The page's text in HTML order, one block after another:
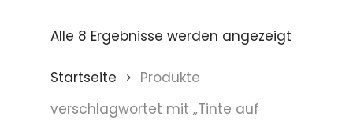
Alle 8 Ergebnisse werden angezeigt
Startseite
Produkte
verschlagwortet mit „Tinte auf